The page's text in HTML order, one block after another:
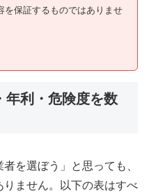
保証するものではありませ
年利・危険度を数
を選ぼう」と思っても、
ません。以下の表はすべ